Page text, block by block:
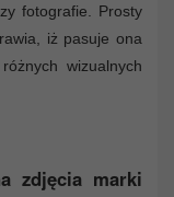
fotografie. Prosty
iż pasuje ona
wizualnych
zdjęcia marki